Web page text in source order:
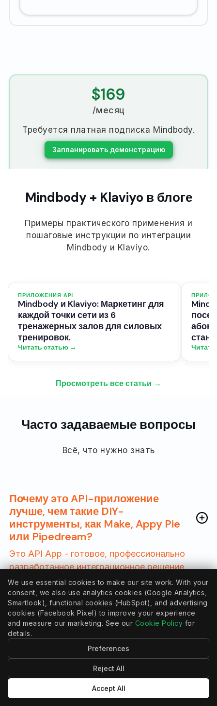
$169
/месяц
Требуется платная подписка Mindbody.
Запланировать демонстрацию
Mindbody + Klaviyo в блоге
Примеры практического применения и
пошаговые инструкции по интеграции
Mindbody и Klaviyo.
ПРИЛОЖЕНИЯ API
Mindbody и Klaviyo: Маркетинг для
каждой точки сети из 6
тренажерных залов для силовых
тренировок.
Читать статью →
Просмотреть все статьи →
Часто задаваемые вопросы
Всё, что нужно знать
Почему это API-приложение
лучше, чем такие DIY-
инструменты, как Make, Appy Pie
или Pipedream?
Это API App - готовое, профессионально
разработанное интеграционное решение,
созданное экспертами, обладающими
глубокими знаниями в области обоих
приложений.
В отличие от инструментов "сделай сам",
которые заставляют вас самостоятельно
создавать, отлаживать и управлять
интеграцией, наша интеграция
предварительно построена, тщательно
протестирована и включает сложную логику,
We use essential cookies to make our site work. With your
consent, we also use analytics cookies (Google Analytics,
Smartlook), functional cookies (HubSpot), and advertising
cookies (Facebook Pixel) to improve your experience
and measure our marketing. See our Cookie Policy for
details.
Preferences
Reject All
Accept All